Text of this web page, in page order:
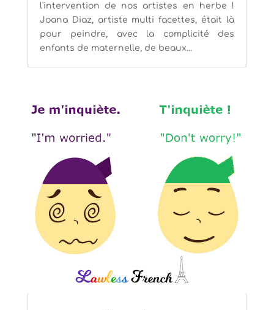
l'intervention de nos artistes en herbe !
Joana Diaz, artiste multi facettes, était là
pour peindre, avec la complicité des
enfants de maternelle, de beaux...